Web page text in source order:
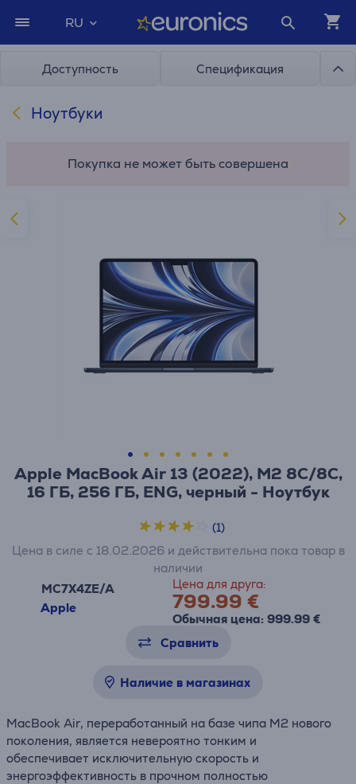
RU
Доступность Спецификация
Ноутбуки
Покупка не может быть совершена
Apple MacBook Air 13 (2022), M2 8C/8C,
16 ГБ, 256 ГБ, ENG, черный - Ноутбук
MC7X4ZE/A
Apple
Цена для друга:
799.99 €
Обычная цена: 999.99 €
Цена в силе с 18.02.2026 и действительна пока товар в
наличии
(1)
Сравнить
Наличие в магазинах
MacBook Air, переработанный на базе чипа M2 нового
поколения, является невероятно тонким и
обеспечивает исключительную скорость и
энергоэффективность в прочном полностью